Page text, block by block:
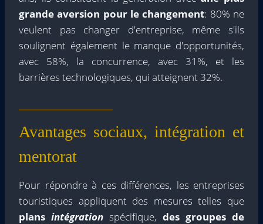
grande aversion pour le changement: 80% ne
veulent pas changer d'entreprise, même s'ils
soulignent également le manque d'opportunités,
avec 58%, la concurrence, avec 31%, et les
barrières technologiques, qui atteignent 32%.
Avantages sociaux, intégration et
mentorat
Pour répondre à ces différences, les entreprises
touristiques appliquent des mesures telles que
plans intégration spécifique, des groupes de